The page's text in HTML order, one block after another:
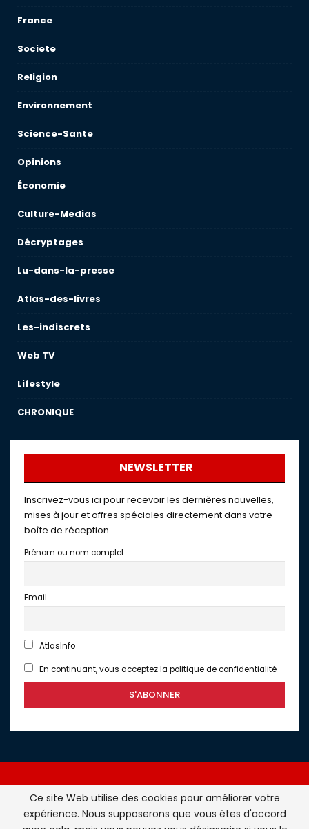
France
Societe
Religion
Environnement
Science-Sante
Opinions
Économie
Culture-Medias
Décryptages
Lu-dans-la-presse
Atlas-des-livres
Les-indiscrets
Web TV
Lifestyle
CHRONIQUE
NEWSLETTER
Inscrivez-vous ici pour recevoir les dernières nouvelles,
mises à jour et offres spéciales directement dans votre
boîte de réception.
Prénom ou nom complet
Email
AtlasInfo
En continuant, vous acceptez la politique de confidentialité
Atlasinfo.fr : l'essentiel de l'actualité de la France et du
Ce site Web utilise des cookies pour améliorer votre
expérience. Nous supposerons que vous êtes d'accord